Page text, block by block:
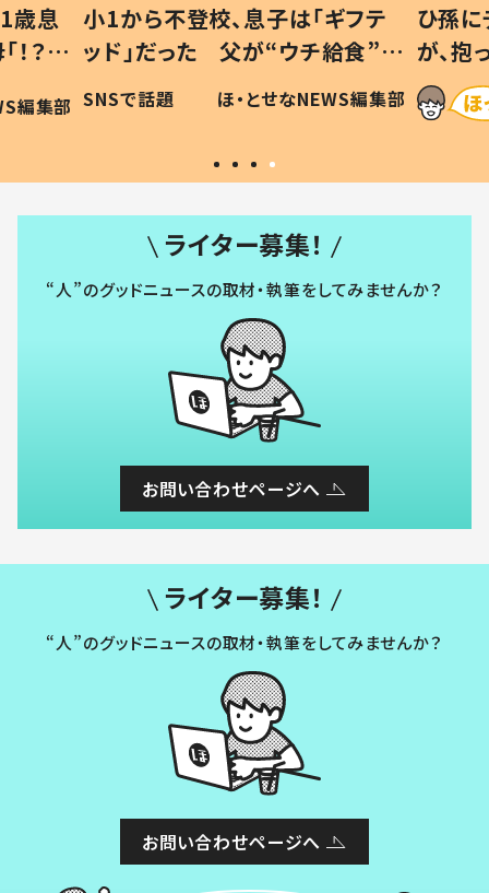
歳息
？」
編集部
小1から不登校、息子は「ギフテ
ッド」だった 父が“ウチ給食”を
作り続ける理由とは #令和の親
#令和の子
SNSで話題 ほ・とせなNEWS編集部
ひ孫
が、
「涙が
い」
ライター募集！
“人”のグッドニュースの取材・執筆をしてみませんか？
お問い合わせページへ
ライター募集！
“人”のグッドニュースの取材・執筆をしてみませんか？
お問い合わせページへ